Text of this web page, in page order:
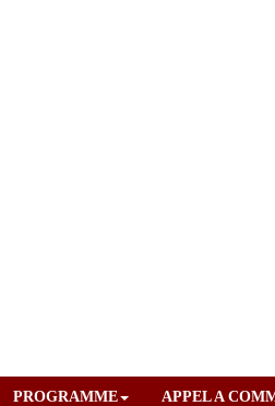
PROGRAMME APPEL A